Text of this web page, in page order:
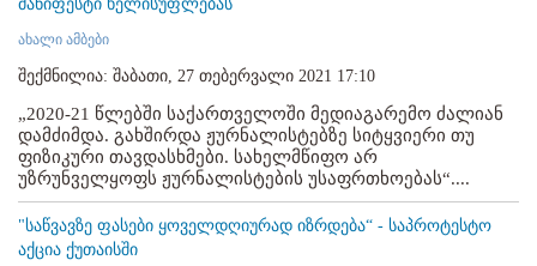
მანიფესტი ხელისუფლებას
ახალი ამბები
შექმნილია: შაბათი, 27 თებერვალი 2021 17:10
„2020-21 წლებში საქართველოში მედიაგარემო ძალიან
დამძიმდა. გახშირდა ჟურნალისტებზე სიტყვიერი თუ
ფიზიკური თავდასხმები. სახელმწიფო არ
უზრუნველყოფს ჟურნალისტების უსაფრთხოებას“....
"საწვავზე ფასები ყოველდღიურად იზრდება“ - საპროტესტო
აქცია ქუთაისში